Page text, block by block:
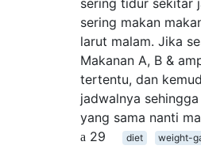
sering makan
larut malam. Jika
Makanan A, B &
tertentu, dan
jadwalnya
yang sama nanti
29
diet weight-